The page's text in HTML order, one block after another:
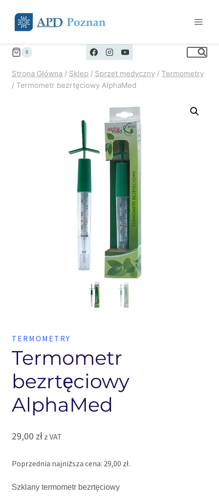
0
Strona Główna / Sklep / Sprzęt medyczny / Termometry
/ Termometr bezrtęciowy AlphaMed
TERMOMETRY
Termometr
bezrtęciowy
AlphaMed
29,00 zł z VAT
Poprzednia najniższa cena: 29,00 zł.
Szklany termometr bezrtęciowy